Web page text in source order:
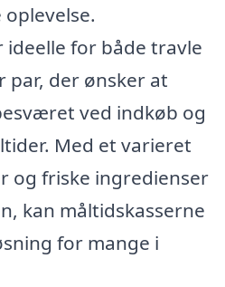
ideelle for både travle
par, der ønsker at
ved indkøb og
Med et varieret
og friske ingredienser
kan måltidskasserne
for mange i